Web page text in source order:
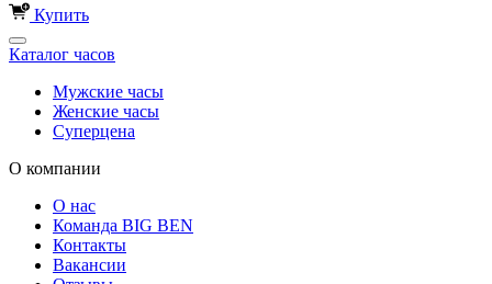
Купить
Каталог часов
Мужские часы
Женские часы
Суперцена
О компании
О нас
Команда BIG BEN
Контакты
Вакансии